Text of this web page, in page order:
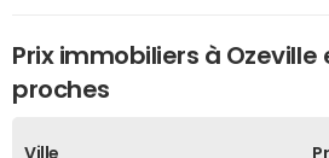
Prix immobiliers à Ozeville
proches
Ville